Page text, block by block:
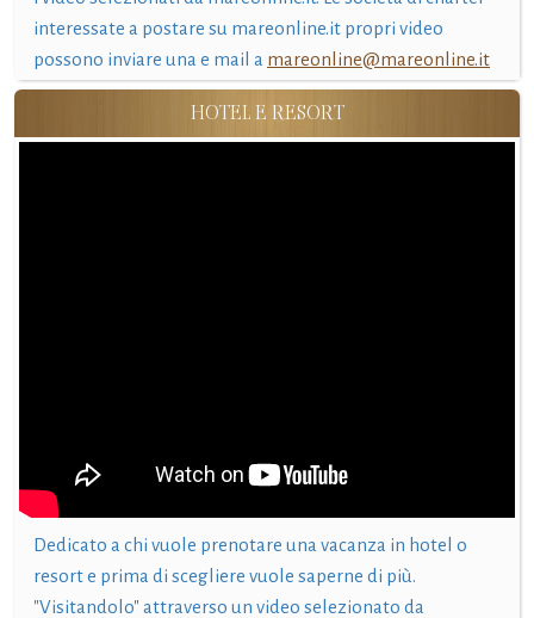
interessate a postare su mareonline.it propri video
possono inviare una e mail a mareonline@mareonline.it
HOTEL E RESORT
Dedicato a chi vuole prenotare una vacanza in hotel o
resort e prima di scegliere vuole saperne di più.
"Visitandolo" attraverso un video selezionato da